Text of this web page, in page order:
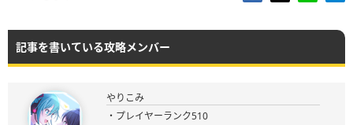
記事を書いている攻略メンバー
やりこみ
・プレイヤーランク510